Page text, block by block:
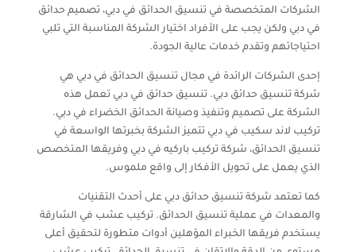
الشركات المتخصصة في تنسيق الحدائق في دبي، تصميم حدائق
في دبي ولكن يجب على الأفراد اختيار الشركة المناسبة التي تلبي
احتياجاتهم وتقدم خدمات عالية الجودة.
إحدى الشركات الرائدة في مجال تنسيق الحدائق في دبي هي
شركة تنسيق حدائق دبي. تنسيق حدائق في دبي تعمل هذه
الشركة على تصميم وتنفيذ وصيانة الحدائق الخضراء في دبي.
تركيب لاند سكيب في دبي تتميز الشركة بخبرتها الواسعة في
تنسيق الحدائق، شركة تركيب باركيه في دبي وفريقها المتخصص
الذي يعمل على تحويل الأفكار إلى واقع ملموس.
كما تعتمد شركة تنسيق حدائق دبي على أحدث التقنيات
والمعدات في عملية تنسيق الحدائق. تركيب عشب في الشارقة
يستخدم فريقها الخبراء المؤهلين أدوات متطورة لتحقيق أعلى